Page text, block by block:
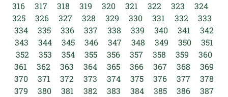
316
317 318 319 320 321 322 323
324
325
326 327 328 329 330 331 332
333
334
335 336 337 338 339 340 341
342
343
344 345 346 347 348 349 350
351
352
353 354 355 356 357 358 359
360
361
362 363 364 365 366 367 368
369
370
371 372 373 374 375 376 377
378
379
380 381 382 383 384 385 386
387